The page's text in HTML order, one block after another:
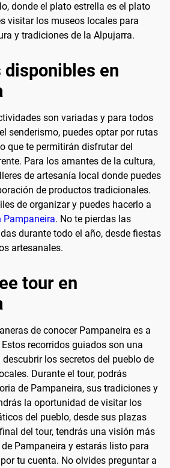
donde el plato estrella es el plato
visitar los museos locales para
y tradiciones de la Alpujarra.
en
son variadas y para todos
senderismo, puedes optar por rutas
que te permitirán disfrutar del
Para los amantes de la cultura,
de artesanía local donde puedes
de productos tradicionales.
de organizar y puedes hacerlo a
Pampaneira. No te pierdas las
durante todo el año, desde fiestas
artesanales.
tour en
de conocer Pampaneira es a
recorridos guiados son una
los secretos del pueblo de
Durante el tour, podrás
de Pampaneira, sus tradiciones y
la oportunidad de visitar los
del pueblo, desde sus plazas
del tour, tendrás una visión más
Pampaneira y estarás listo para
tu cuenta. No olvides preguntar a